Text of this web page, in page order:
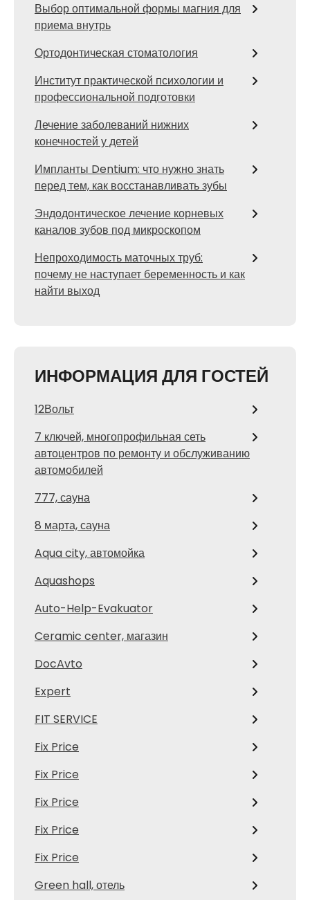
Выбор оптимальной формы магния для
приема внутрь
Ортодонтическая стоматология
Институт практической психологии и
профессиональной подготовки
Лечение заболеваний нижних
конечностей у детей
Импланты Dentium: что нужно знать
перед тем, как восстанавливать зубы
Эндодонтическое лечение корневых
каналов зубов под микроскопом
Непроходимость маточных труб:
почему не наступает беременность и как
найти выход
ИНФОРМАЦИЯ ДЛЯ ГОСТЕЙ
12Вольт
7 ключей, многопрофильная сеть
автоцентров по ремонту и обслуживанию
автомобилей
777, сауна
8 марта, сауна
Aqua city, автомойка
Aquashops
Auto-Help-Evakuator
Ceramic center, магазин
DocAvto
Expert
FIT SERVICE
Fix Price
Fix Price
Fix Price
Fix Price
Fix Price
Green hall, отель